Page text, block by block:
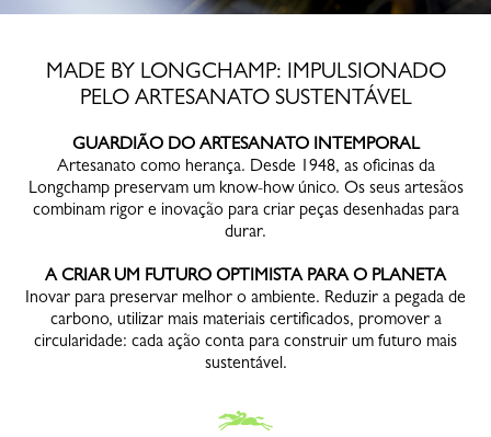
MADE BY LONGCHAMP: IMPULSIONADO
PELO ARTESANATO SUSTENTÁVEL
GUARDIÃO DO ARTESANATO INTEMPORAL
Artesanato como herança. Desde 1948, as oficinas da
Longchamp preservam um know-how único. Os seus artesãos
combinam rigor e inovação para criar peças desenhadas para
durar.
A CRIAR UM FUTURO OPTIMISTA PARA O PLANETA
Inovar para preservar melhor o ambiente. Reduzir a pegada de
carbono, utilizar mais materiais certificados, promover a
circularidade: cada ação conta para construir um futuro mais
sustentável.